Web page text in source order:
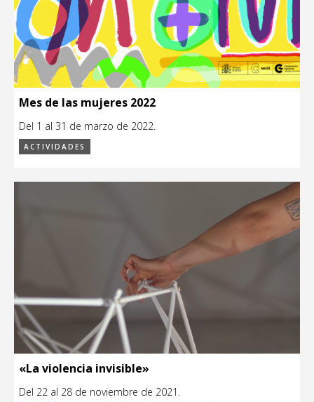
Mes de las mujeres 2022
Del 1 al 31 de marzo de 2022.
ACTIVIDADES
«La violencia invisible»
Del 22 al 28 de noviembre de 2021.